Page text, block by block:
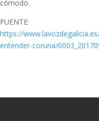
cómodo.
FUENTE:
https://
entender-coruna/